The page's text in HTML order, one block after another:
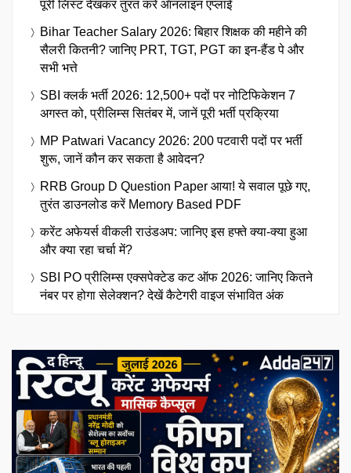
पूरी लिस्ट देखकर तुरंत करें ऑनलाइन एप्लाई
Bihar Teacher Salary 2026: बिहार शिक्षक की महीने की
सैलरी कितनी? जानिए PRT, TGT, PGT का इन-हैंड पे और
सभी भत्ते
SBI क्लर्क भर्ती 2026: 12,500+ पदों पर नोटिफिकेशन 7
अगस्त को, प्रीलिम्स सितंबर में, जानें पूरी भर्ती प्रक्रिया
MP Patwari Vacancy 2026: 200 पटवारी पदों पर भर्ती
शुरू, जानें कौन कर सकता है आवेदन?
RRB Group D Question Paper आया! ये सवाल पूछे गए,
तुरंत डाउनलोड करें Memory Based PDF
करेंट अफेयर्स वीकली राउंडअप: जानिए इस हफ्ते क्या-क्या हुआ
और क्या रहा चर्चा में?
SBI PO प्रीलिम्स एक्सपेक्टेड कट ऑफ 2026: जानिए कितने
नंबर पर होगा सेलेक्शन? देखें कैटेगरी वाइज संभावित अंक